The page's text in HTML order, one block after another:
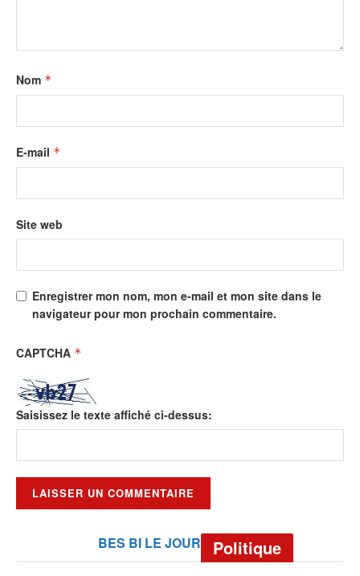
Nom *
E-mail *
Site web
Enregistrer mon nom, mon e-mail et mon site dans le
navigateur pour mon prochain commentaire.
CAPTCHA *
Saisissez le texte affiché ci-dessus:
BES BI LE JOUR Politique